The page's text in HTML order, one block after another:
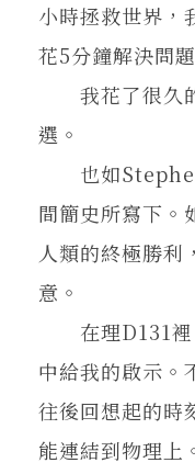
小時拯救世界，
花5分鐘解決問題
我花了很久
選。
也如
間簡史所寫下。
人類的終極勝利
意。
在理D131裡
中給我的啟示。
往後回想起的時
能連結到物理上